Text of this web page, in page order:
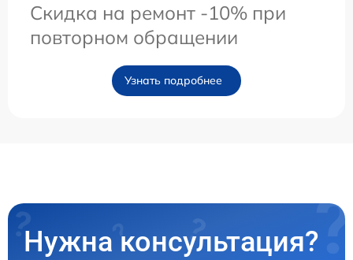
Скидка на ремонт -10% при
повторном обращении
Узнать подробнее
Нужна консультация?